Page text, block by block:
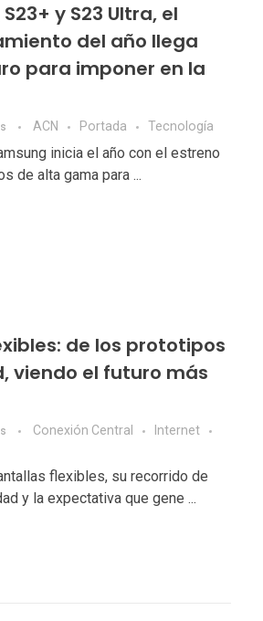
S23+ y S23 Ultra, el
del año llega
para imponer en la
ACN Portada Tecnologí­a
inicia el año con el estreno
de alta gama para ...
de los prototipos
viendo el futuro más
Conexión Central
Internet
flexibles, su recorrido de
y la expectativa que gene ...